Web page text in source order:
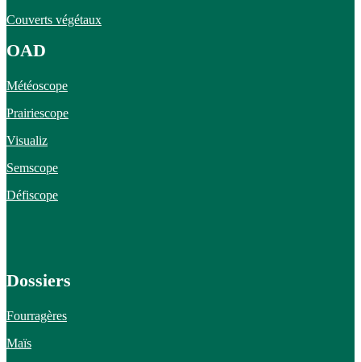
Couverts végétaux
OAD
Météoscope
Prairiescope
Visualiz
Semscope
Défiscope
Dossiers
Fourragères
Maïs